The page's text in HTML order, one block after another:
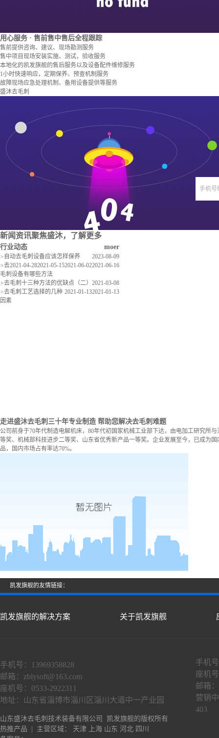
用心服务 · 售前售中售后全程跟踪
售前提供咨询、建议、现场勘测服务
售中项目现场安装实施、测试，验收服务
本地化的凯发旗舰的售后服务以及设备配件维修服务
1小时快速响应，定期保养、预查机制服务
故障现场应急处理机制、备用设备提供等服务
盛沐去毛刺
手机号
新闻资讯聚焦盛沐，了解更多
moer
行业动态
2023-08-09
> 自动去毛刺设备应该怎样保养
2021-06-16
2021-06-02
2021-05-15
2021-04-28
>去
毛刺设备有哪些方法
2021-03-08
>去毛刺十三种方法的优缺点（二）
2021-01-13
2021-01-13
>去毛刺工艺选择的几种
因素
走进盛沐去毛刺 三十年专业制造 帮助您解决去毛刺难题
公司前身于70年代制造电解机床，80年代初国家机械工业部下达，由电加工研究所
等奖、机械部科技进步二等奖、山东省优秀新产品一等奖。企业发展至今，已成为
品，国内市场占有率达70%。
凯发旗舰的友情链接：
凯发旗舰的解决方案 关于凯发旗舰
手机号：13969358828
邮箱： zblysoft@163.com
座机号：0533-2922311
地址：山东省淄博市淄川区淄川大道中一产业园
手机
座机
邮箱：
营销
403
山东盛沐去毛刺技术装备有限公司 凯发旗舰的版权所有
热推产品 | 主营区域： 天津 上海 山东 河北 四川